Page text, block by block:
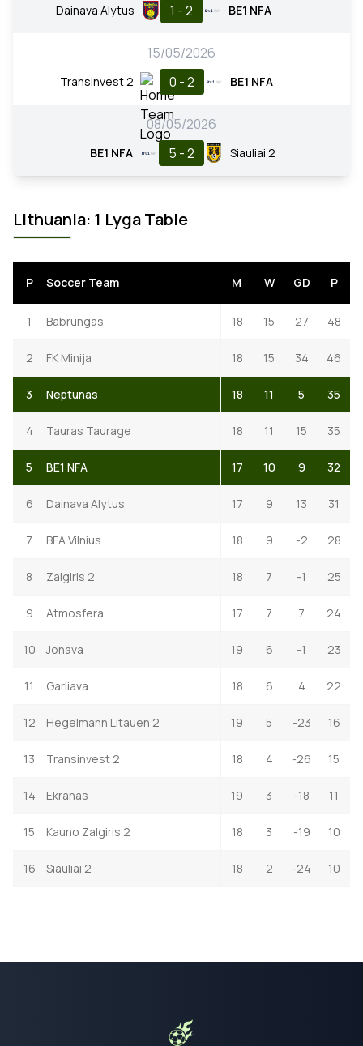
Dainava Alytus 1 - 2 BE1 NFA
15/05/2026
Transinvest 2 0 - 2 BE1 NFA
08/05/2026
BE1 NFA 5 - 2 Siauliai 2
Lithuania: 1 Lyga Table
P Soccer Team M W GD P
1 Babrungas 18 15 27 48
2 FK Minija 18 15 34 46
3 Neptunas 18 11 5 35
4 Tauras Taurage 18 11 15 35
5 BE1 NFA 17 10 9 32
6 Dainava Alytus 17 9 13 31
7 BFA Vilnius 18 9 -2 28
8 Zalgiris 2 18 7 -1 25
9 Atmosfera 17 7 7 24
10 Jonava 19 6 -1 23
11 Garliava 18 6 4 22
12 Hegelmann Litauen 2 19 5 -23 16
13 Transinvest 2 18 4 -26 15
14 Ekranas 19 3 -18 11
15 Kauno Zalgiris 2 18 3 -19 10
16 Siauliai 2 18 2 -24 10